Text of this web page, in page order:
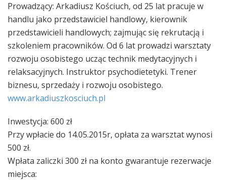
Prowadzący: Arkadiusz Kościuch, od 25 lat pracuje w
handlu jako przedstawiciel handlowy, kierownik
przedstawicieli handlowych; zajmując się rekrutacją i
szkoleniem pracowników. Od 6 lat prowadzi warsztaty
rozwoju osobistego ucząc technik medytacyjnych i
relaksacyjnych. Instruktor psychodietetyki. Trener
biznesu, sprzedaży i rozwoju osobistego.
www.arkadiuszkosciuch.pl
Inwestycja: 600 zł
Przy wpłacie do 14.05.2015r, opłata za warsztat wynosi
500 zł.
Wpłata zaliczki 300 zł na konto gwarantuje rezerwacje
miejsca: